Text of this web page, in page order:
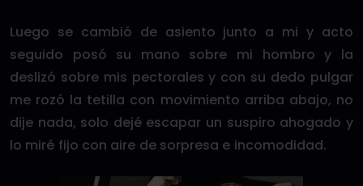
Luego se cambió de asiento junto a mi y acto
seguido posó su mano sobre mi hombro y la
deslizó sobre mis pectorales y con su dedo pulgar
me rozó la tetilla con movimiento arriba abajo, no
dije nada, solo dejé escapar un suspiro ahogado y
lo miré fijo con aire de sorpresa e incomodidad.